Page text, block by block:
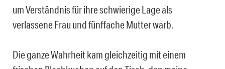
um Verständnis für ihre schwierige Lage als
verlassene Frau und fünffache Mutter warb.
Die ganze Wahrheit kam gleichzeitig mit einem